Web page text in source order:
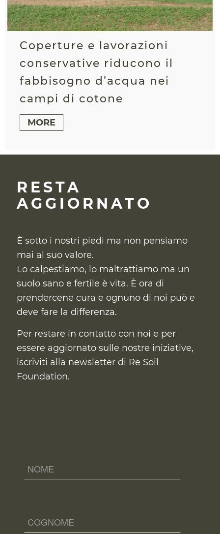
Coperture e lavorazioni
conservative riducono il
fabbisogno d’acqua nei
campi di cotone
MORE
RESTA
AGGIORNATO
È sotto i nostri piedi ma non pensiamo
mai al suo valore.
Lo calpestiamo, lo maltrattiamo ma un
suolo sano e fertile è vita. È ora di
prendercene cura e ognuno di noi può e
deve fare la differenza.
Per restare in contatto con noi e per
essere aggiornato sulle nostre iniziative,
iscriviti alla newsletter di Re Soil
Foundation.